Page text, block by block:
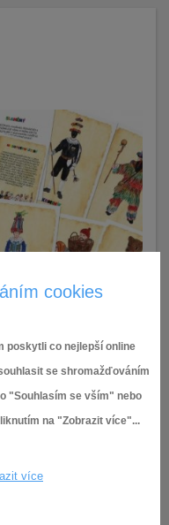
cookies
poskytli co nejlepší online
se shromažďováním
"Souhlasím se vším" nebo
na "Zobrazit více"...
více
30× zobrazeno